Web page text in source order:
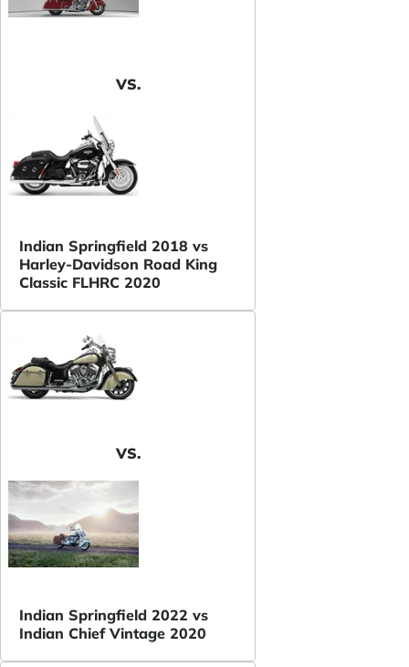
VS.
Indian Springfield 2018 vs
Harley-Davidson Road King
Classic FLHRC 2020
VS.
Indian Springfield 2022 vs
Indian Chief Vintage 2020